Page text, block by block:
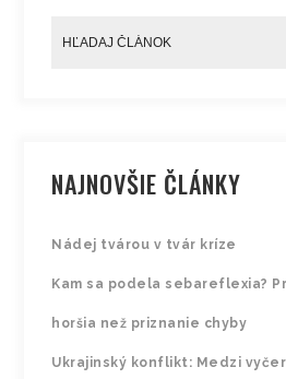
NAJNOVŠIE ČLÁNKY
Nádej tvárou v tvár kríze
Kam sa podela sebareflexia?
horšia než priznanie chyby
Ukrajinský konflikt: Medzi